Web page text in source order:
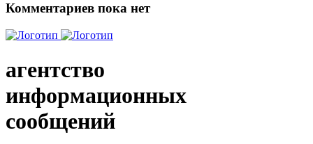
Комментариев пока нет
агентство
информационных
сообщений